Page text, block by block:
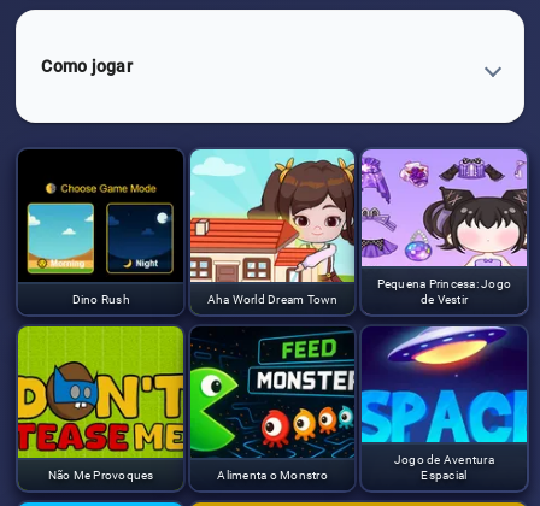
Como jogar
Dino Rush Aha World Dream Town
Pequena Princesa: Jogo
de Vestir
Não Me Provoques Alimenta o Monstro
Jogo de Aventura
Espacial